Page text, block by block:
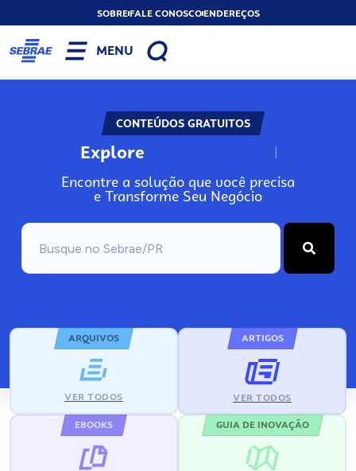
SOBREFALE CONOSCOENDEREÇOS
MENU
CONTEÚDOS GRATUITOS
Explore N
Encontre a solução que você precisa
e Transforme Seu Negócio
ARQUIVOS
VER TODOS
ARTIGOS
VER TODOS
EBOOKS GUIA DE INOVAÇÃO